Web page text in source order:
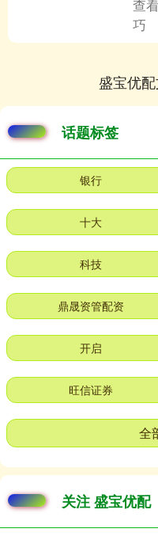
查
巧
盛宝优
话题标签
银行
十大
科技
鼎晟资管配资
开启
旺信证券
全
关注 盛宝优配